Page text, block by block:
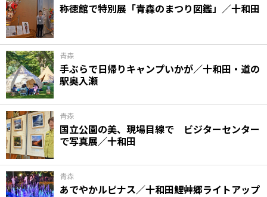
称徳館で特別展「青森のまつり図鑑」／十和田
青森
手ぶらで日帰りキャンプいかが／十和田・道の
駅奥入瀬
青森
国立公園の美、現場目線で ビジターセンター
で写真展／十和田
青森
あでやかルピナス／十和田鯉艸郷ライトアップ